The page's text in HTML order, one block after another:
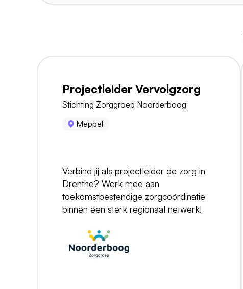
Projectleider Vervolgzorg
Stichting Zorggroep Noorderboog
Meppel
Verbind jij als projectleider de zorg in
Drenthe? Werk mee aan
toekomstbestendige zorgcoördinatie
binnen een sterk regionaal netwerk!